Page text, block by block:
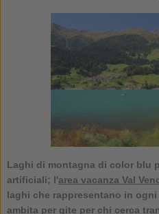
Laghi di montagna di color blu
artificiali; l'area vacanza Val
laghi che rappresentano in
ambita per gite per chi cerca